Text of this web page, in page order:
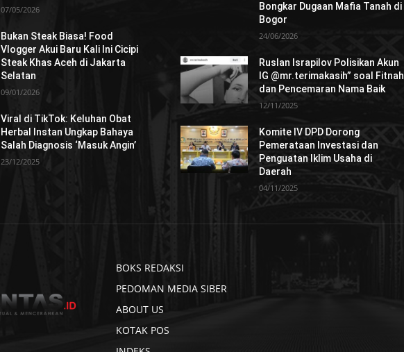
07/05/2026
Bukan Steak Biasa! Food
Vlogger Akui Baru Kali Ini Cicipi
Steak Khas Aceh di Jakarta
Selatan
09/01/2026
Viral di TikTok: Keluhan Obat
Herbal Instan Ungkap Bahaya
Salah Diagnosis ‘Masuk Angin’
23/12/2025
Bongkar Dugaan Mafia Tanah di
Bogor
24/06/2026
Ruslan Israpilov Polisikan Akun
IG @mr.terimakasih” soal Fitnah
dan Pencemaran Nama Baik
12/11/2025
Komite IV DPD Dorong
Pemerataan Investasi dan
Penguatan Iklim Usaha di
Daerah
04/11/2025
BOKS REDAKSI
PEDOMAN MEDIA SIBER
ABOUT US
KOTAK POS